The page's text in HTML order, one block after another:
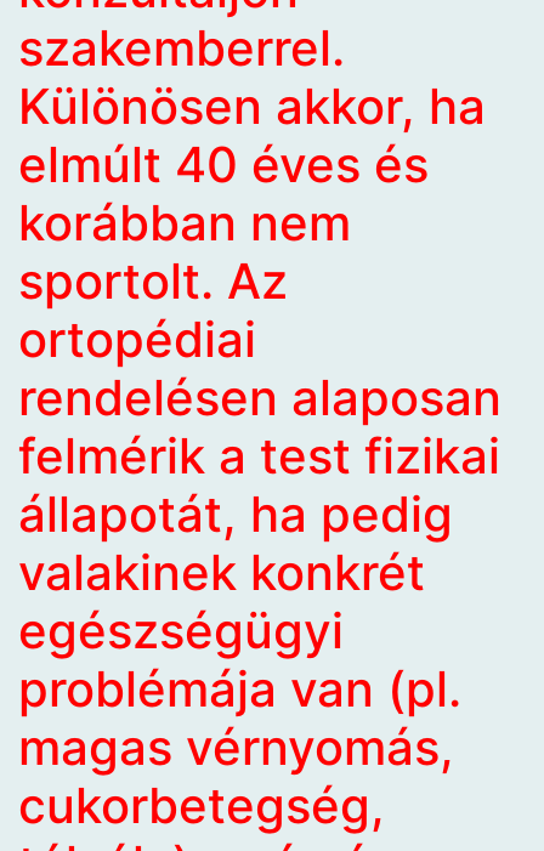
szakemberrel.
Különösen akkor, ha
elmúlt 40 éves és
korábban nem
sportolt. Az
ortopédiai
rendelésen alaposan
felmérik a test fizikai
állapotát, ha pedig
valakinek konkrét
egészségügyi
problémája van (pl.
magas vérnyomás,
cukorbetegség,